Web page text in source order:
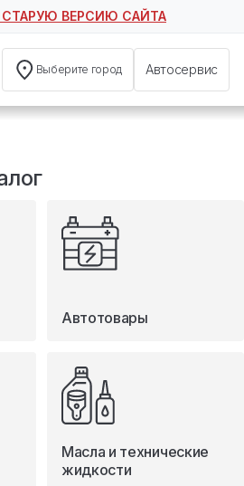
СТАРУЮ ВЕРСИЮ САЙТА
Выберите город Автосервис
Автотовары
Масла и технические
жидкости